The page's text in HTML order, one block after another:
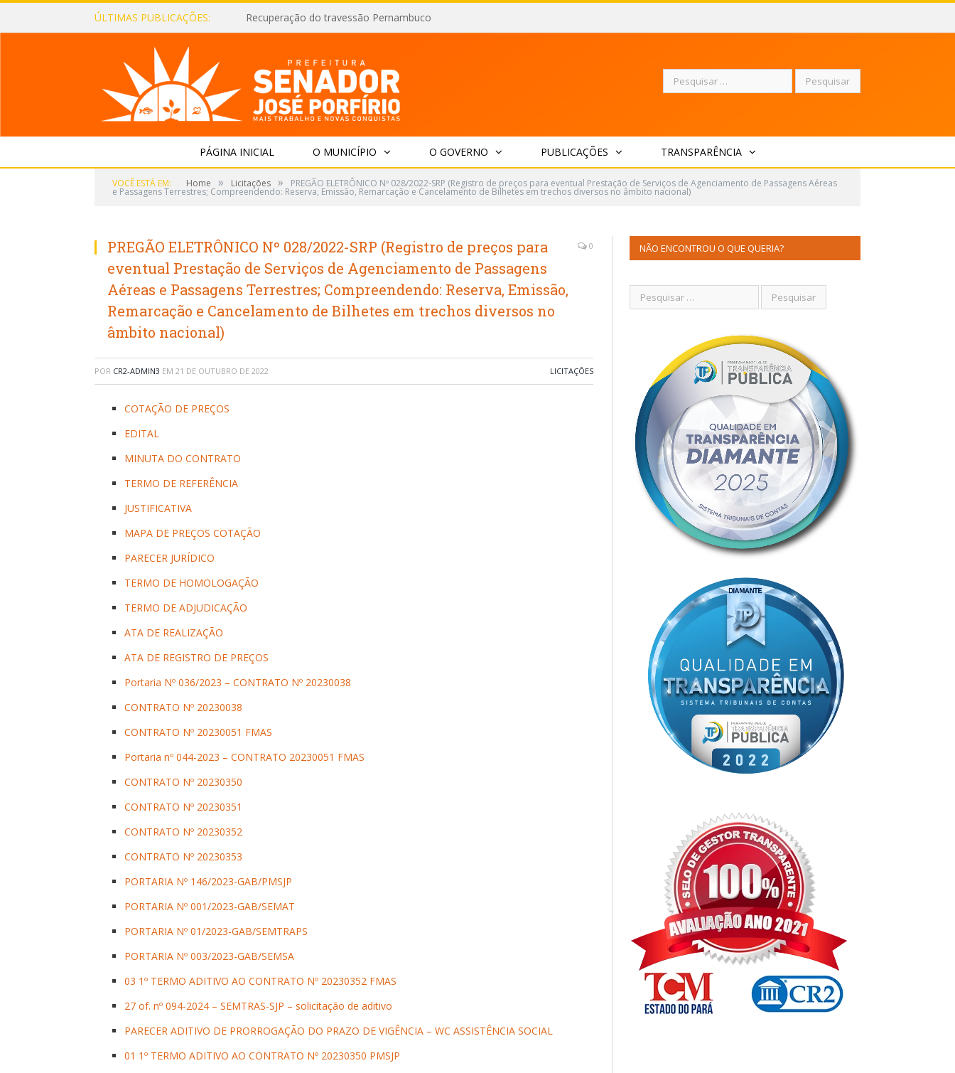
ÚLTIMAS PUBLICAÇÕES: Recuperação do travessão Pernambuco
Pesquisar
PÁGINA INICIAL O MUNICÍPIO O GOVERNO PUBLICAÇÕES TRANSPARÊNCIA
VOCÊ ESTÁ EM: Home » Licitações » PREGÃO ELETRÔNICO Nº 028/2022-SRP (Registro de preços para eventual Prestação de Serviços de Agenciamento de Passagens Aéreas
e Passagens Terrestres; Compreendendo: Reserva, Emissão, Remarcação e Cancelamento de Bilhetes em trechos diversos no âmbito nacional)
PREGÃO ELETRÔNICO Nº 028/2022-SRP (Registro de preços para
eventual Prestação de Serviços de Agenciamento de Passagens
Aéreas e Passagens Terrestres; Compreendendo: Reserva, Emissão,
Remarcação e Cancelamento de Bilhetes em trechos diversos no
âmbito nacional)
0
POR CR2-ADMIN3 EM 21 DE OUTUBRO DE 2022 LICITAÇÕES
COTAÇÃO DE PREÇOS
EDITAL
MINUTA DO CONTRATO
TERMO DE REFERÊNCIA
JUSTIFICATIVA
MAPA DE PREÇOS COTAÇÃO
PARECER JURÍDICO
TERMO DE HOMOLOGAÇÃO
TERMO DE ADJUDICAÇÃO
ATA DE REALIZAÇÃO
ATA DE REGISTRO DE PREÇOS
Portaria Nº 036/2023 – CONTRATO Nº 20230038
CONTRATO Nº 20230038
CONTRATO Nº 20230051 FMAS
Portaria nº 044-2023 – CONTRATO 20230051 FMAS
CONTRATO Nº 20230350
CONTRATO Nº 20230351
CONTRATO Nº 20230352
CONTRATO Nº 20230353
PORTARIA Nº 146/2023-GAB/PMSJP
PORTARIA Nº 001/2023-GAB/SEMAT
PORTARIA Nº 01/2023-GAB/SEMTRAPS
PORTARIA Nº 003/2023-GAB/SEMSA
03 1º TERMO ADITIVO AO CONTRATO Nº 20230352 FMAS
27 of. nº 094-2024 – SEMTRAS-SJP – solicitação de aditivo
PARECER ADITIVO DE PRORROGAÇÃO DO PRAZO DE VIGÊNCIA – WC ASSISTÊNCIA SOCIAL
01 1º TERMO ADITIVO AO CONTRATO Nº 20230350 PMSJP
NÃO ENCONTROU O QUE QUERIA?